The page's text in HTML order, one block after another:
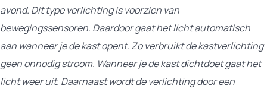
avond. Dit type verlichting is voorzien van
bewegingssensoren. Daardoor gaat het licht automatisch
aan wanneer je de kast opent. Zo verbruikt de kastverlichting
geen onnodig stroom. Wanneer je de kast dichtdoet gaat het
licht weer uit. Daarnaast wordt de verlichting door een